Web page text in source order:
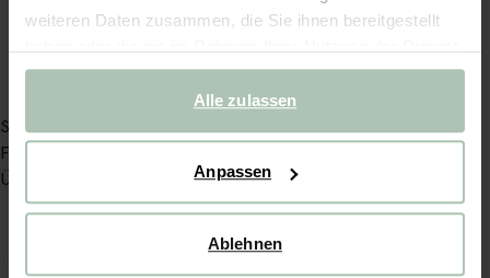
weiteren Daten zusammen, die Sie ihnen bereitgestellt
gesammelt haben.
Alle zulassen
Anpassen
Ablehnen
Service
Filiale
Über Sissy-Boy
BLEIB NAH – AUCH ONLINE